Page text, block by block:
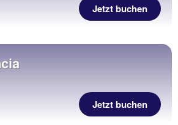
Jetzt buchen
Jetzt buchen